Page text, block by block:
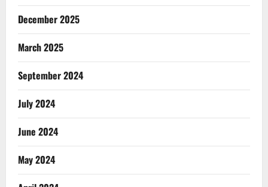
December 2025
March 2025
September 2024
July 2024
June 2024
May 2024